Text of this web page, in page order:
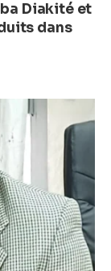
Diakité et
dans